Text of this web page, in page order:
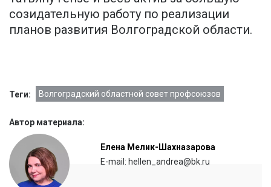
созидательную работу по реализации
планов развития Волгоградской области.
Теги: Волгоградский областной совет профсоюзов
Автор материала:
Елена Мелик-Шахназарова
E-mail: hellen_andrea@bk.ru